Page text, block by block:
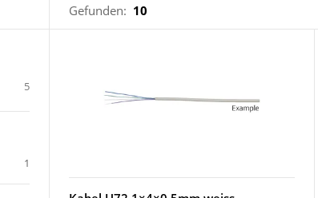
Gefunden: 10
5
1